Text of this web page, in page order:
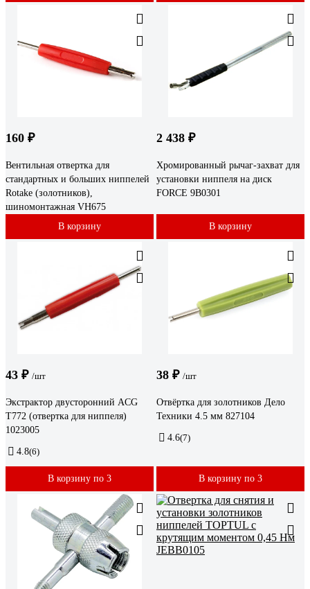
160 ₽
Вентильная отвертка для
стандартных и больших ниппелей
Rotake (золотников),
шиномонтажная VH675
В корзину
2 438 ₽
Хромированный рычаг-захват для
установки ниппеля на диск
FORCE 9B0301
В корзину
43 ₽ /шт
Экстрактор двусторонний ACG
T772 (отвертка для ниппеля)
1023005
4.8(6)
В корзину по 3
38 ₽ /шт
Отвёртка для золотников Дело
Техники 4.5 мм 827104
4.6(7)
В корзину по 3